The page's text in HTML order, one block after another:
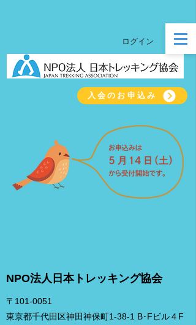
ログイン
入会のお申込み
NPO法人日本トレッキング協会
〒101-0051
東京都千代田区神田神保町1-38-1 B･Fビル４F